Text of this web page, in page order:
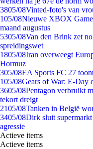
3805/08Vinted-foto's van
105/08Nieuwe XBOX Game
maand augustus
5305/08Van den Brink zet
spreidingswet
1805/08Iran overweegt
Hormuz
305/08EA Sports FC 27
105/08Gears of War: E-Day
3605/08Pentagon verbruikt
tekort dreigt
2105/08Tanken in België
3405/08Dirk sluit
agressie
Actieve items
Actieve items